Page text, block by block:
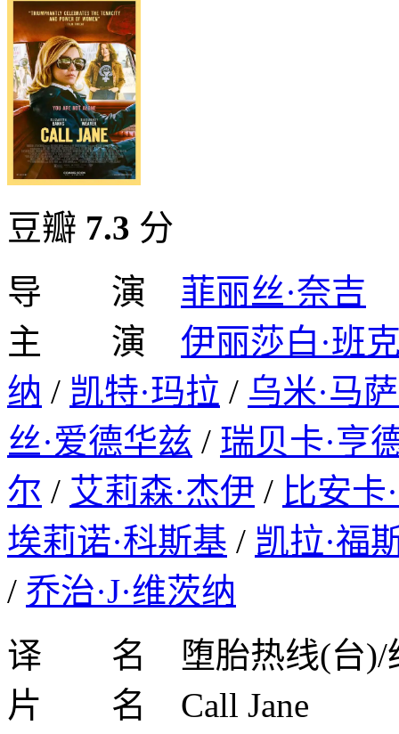
豆瓣 7.3 分
导 演 菲丽丝·奈吉
主 演 伊丽莎白·班
纳 / 凯特·玛拉 / 乌米·马
丝·爱德华兹 / 瑞贝卡·亨
尔 / 艾莉森·杰伊 / 比安卡
埃莉诺·科斯基 / 凯拉·福
/ 乔治·J·维茨纳
译 名 堕胎热线(台)/
片 名 Call Jane